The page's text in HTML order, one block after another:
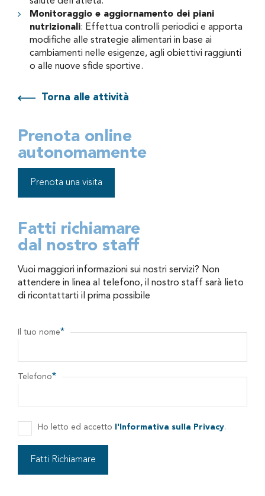
Monitoraggio e aggiornamento dei piani
nutrizionali: Effettua controlli periodici e apporta
modifiche alle strategie alimentari in base ai
cambiamenti nelle esigenze, agli obiettivi raggiunti
o alle nuove sfide sportive.
Torna alle attività
Prenota online
autonomamente
Prenota una visita
Fatti richiamare
dal nostro staff
Vuoi maggiori informazioni sui nostri servizi? Non
attendere in linea al telefono, il nostro staff sarà lieto
di ricontattarti il prima possibile
Il tuo nome*
Telefono*
Ho letto ed accetto l'Informativa sulla Privacy.